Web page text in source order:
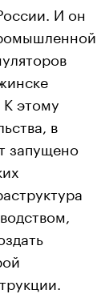
И он
К этому
в
запущено